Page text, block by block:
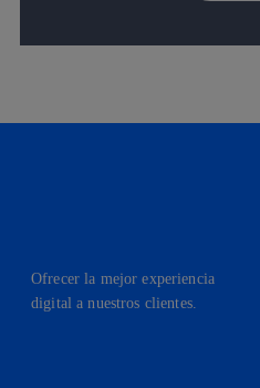
Ofrecer la mejor experiencia
digital a nuestros clientes.